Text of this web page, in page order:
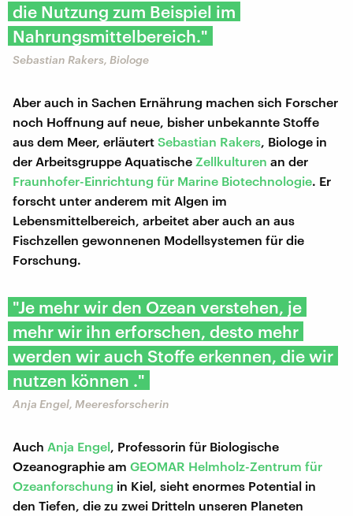
die Nutzung zum Beispiel im
Nahrungsmittelbereich."
Sebastian Rakers, Biologe
Aber auch in Sachen Ernährung machen sich Forscher
noch Hoffnung auf neue, bisher unbekannte Stoffe
aus dem Meer, erläutert Sebastian Rakers , Biologe in
der Arbeitsgruppe Aquatische Zellkulturen an der
Fraunhofer-Einrichtung für Marine Biotechnologie. Er
forscht unter anderem mit Algen im
Lebensmittelbereich, arbeitet aber auch an aus
Fischzellen gewonnenen Modellsystemen für die
Forschung.
"Je mehr wir den Ozean verstehen, je
mehr wir ihn erforschen, desto mehr
werden wir auch Stoffe erkennen, die wir
nutzen können ."
Anja Engel, Meeresforscherin
Auch Anja Engel , Professorin für Biologische
Ozeanographie am GEOMAR Helmholz-Zentrum für
Ozeanforschung in Kiel, sieht enormes Potential in
den Tiefen, die zu zwei Dritteln unseren Planeten